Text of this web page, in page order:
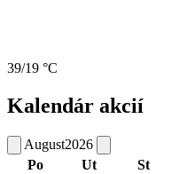
39/19 °C
Kalendár akcií
August2026
Po
Ut St